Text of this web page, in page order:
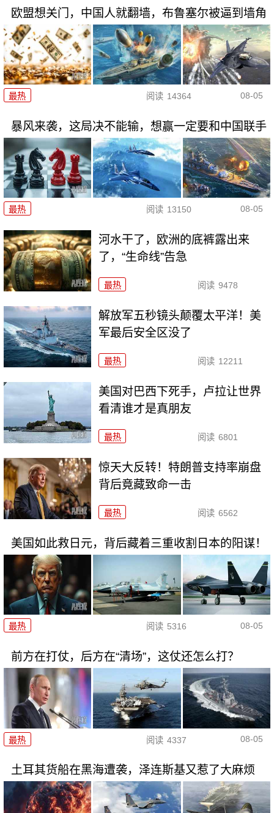
欧盟想关门，中国人就翻墙，布鲁塞尔被逼到墙角
最热 阅读 14364 08-05
暴风来袭，这局决不能输，想赢一定要和中国联手
最热 阅读 13150 08-05
河水干了，欧洲的底裤露出来
了，“生命线”告急
最热 阅读 9478
解放军五秒镜头颠覆太平洋！美
军最后安全区没了
最热 阅读 12211
美国对巴西下死手，卢拉让世界
看清谁才是真朋友
最热 阅读 6801
惊天大反转！特朗普支持率崩盘
背后竟藏致命一击
最热 阅读 6562
美国如此救日元，背后藏着三重收割日本的阳谋！
最热 阅读 5316 08-05
前方在打仗，后方在“清场”，这仗还怎么打？
最热 阅读 4337 08-05
土耳其货船在黑海遭袭，泽连斯基又惹了大麻烦